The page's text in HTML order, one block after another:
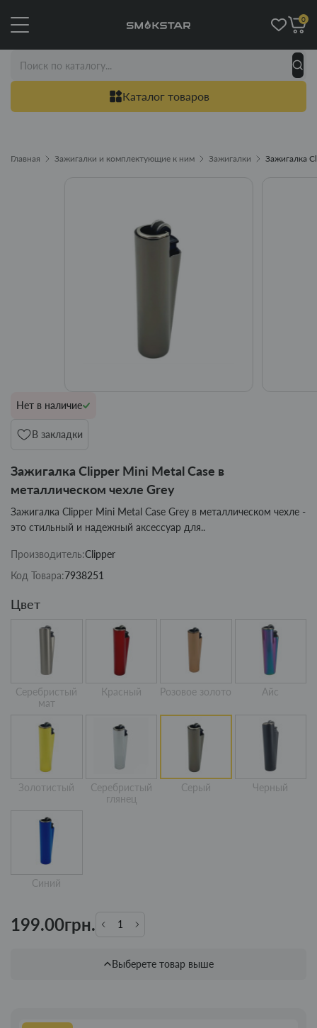
Каталог товаров
0
Главная Зажигалки и комплектующие к ним Зажигалки Зажигалка
Нет в наличие
В закладки
Зажигалка Clipper Mini Metal Case в
металлическом чехле Grey
Зажигалка Clipper Mini Metal Case Grey в металлическом чехле -
это стильный и надежный аксессуар для..
Производитель:Clipper
Код Товара:7938251
Цвет
Серебристый
мат
Красный Розовое золото Айс
Золотистый
Серебристый
глянец
Серый Черный
Синий
199.00грн.
Выберете товар выше